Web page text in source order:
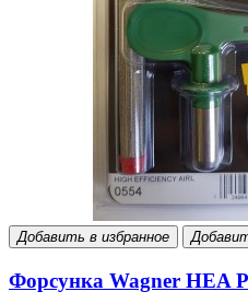
Добавить в избранное
Форсунка Wagner HEA